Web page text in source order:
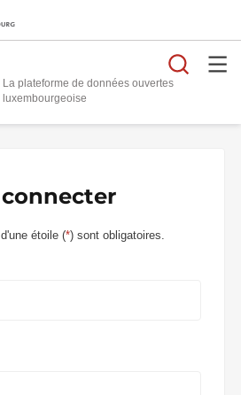
La plateforme de données ouvertes
connecter
étoile (*) sont obligatoires.